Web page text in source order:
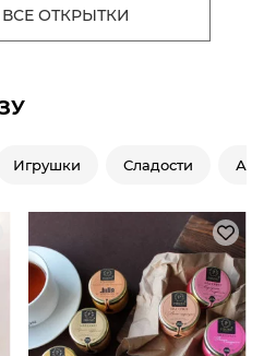
ОТКРЫТКИ
Игрушки Сладости